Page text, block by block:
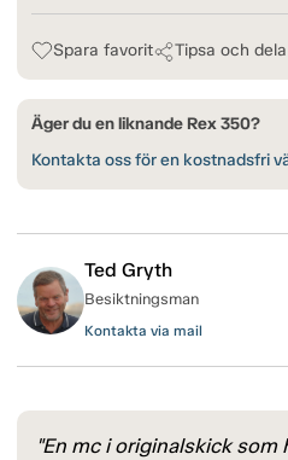
Spara favorit Tipsa och dela
Äger du en liknande Rex 350?
Kontakta oss för en kostnadsfri
Ted Gryth
Besiktningsman
Kontakta via mail
"En mc i originalskick